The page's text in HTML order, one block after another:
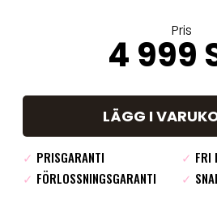
Pris
4 999
LÄGG I
✓ PRISGARANTI ✓ FRI
✓ FÖRLOSSNINGSGARANTI ✓